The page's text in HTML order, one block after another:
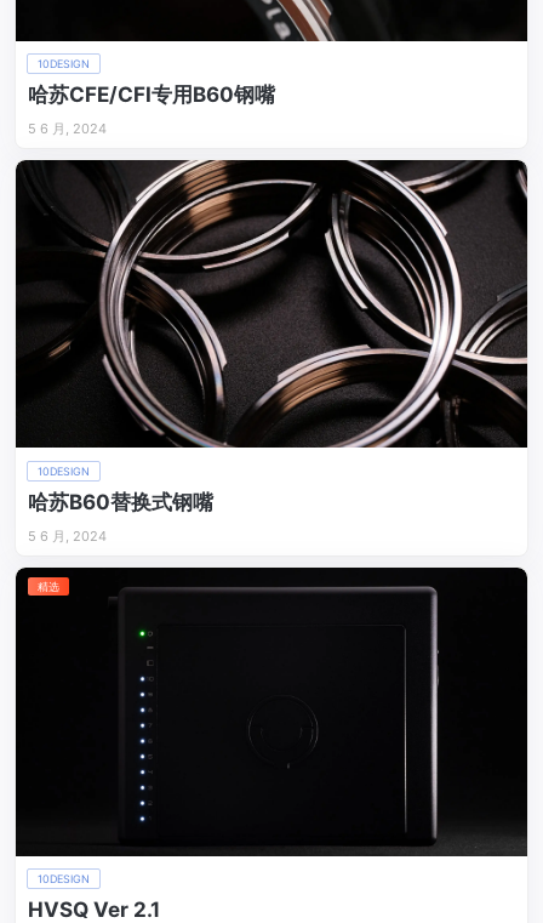
10DESIGN
哈苏CFE/CFI专用B60钢嘴
5 6 月, 2024
10DESIGN
哈苏B60替换式钢嘴
5 6 月, 2024
精选
10DESIGN
HVSQ Ver 2.1